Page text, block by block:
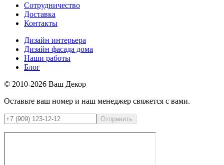
Сотрудничество
Доставка
Контакты
Дизайн интерьера
Дизайн фасада дома
Наши работы
Блог
© 2010-2026 Ваш Декор
Оставьте ваш номер и наш менеджер свяжется с вами.